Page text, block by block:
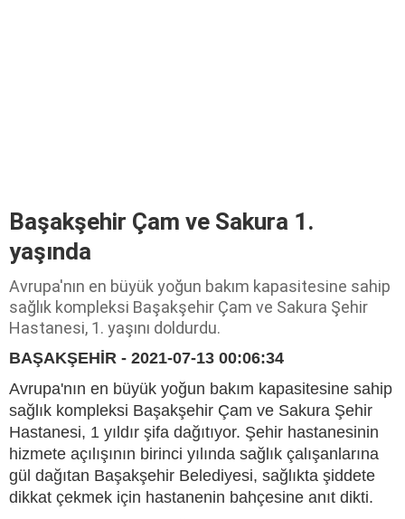
Başakşehir Çam ve Sakura 1.
yaşında
Avrupa'nın en büyük yoğun bakım kapasitesine sahip
sağlık kompleksi Başakşehir Çam ve Sakura Şehir
Hastanesi, 1. yaşını doldurdu.
BAŞAKŞEHİR - 2021-07-13 00:06:34
Avrupa'nın en büyük yoğun bakım kapasitesine sahip
sağlık kompleksi Başakşehir Çam ve Sakura Şehir
Hastanesi, 1 yıldır şifa dağıtıyor. Şehir hastanesinin
hizmete açılışının birinci yılında sağlık çalışanlarına
gül dağıtan Başakşehir Belediyesi, sağlıkta şiddete
dikkat çekmek için hastanenin bahçesine anıt dikti.